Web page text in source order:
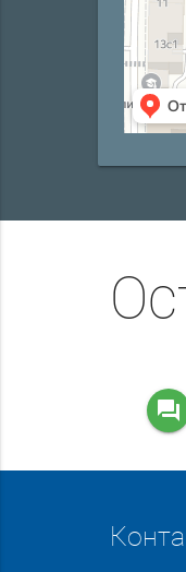
question_answer